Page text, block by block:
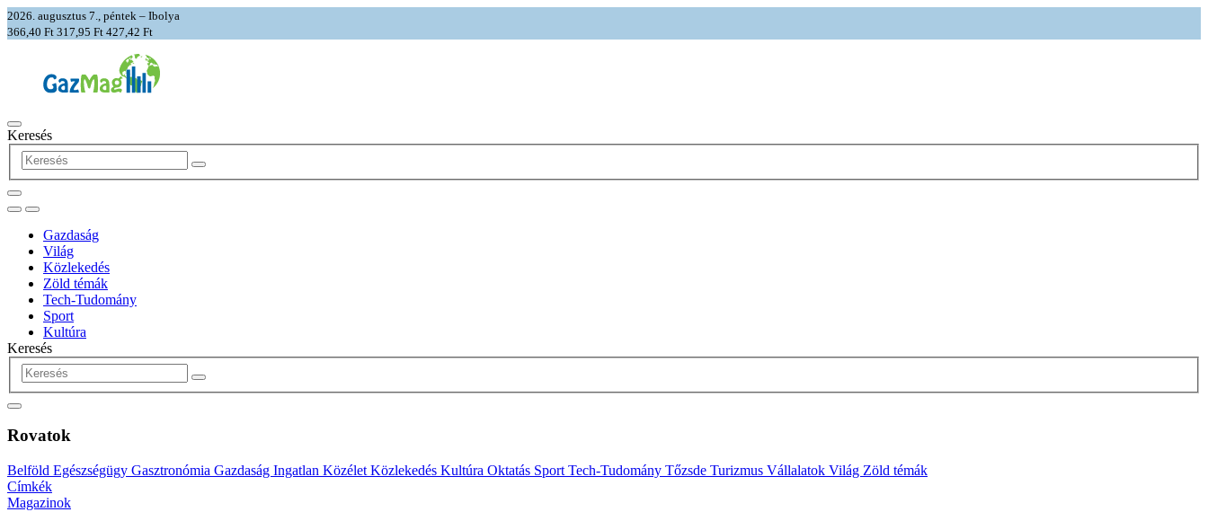
2026. augusztus 7., péntek – Ibolya
366,40 Ft 317,95 Ft 427,42 Ft
Keresés
Gazdaság
Világ
Közlekedés
Zöld témák
Tech-Tudomány
Sport
Kultúra
Keresés
Rovatok
Belföld Egészségügy Gasztronómia Gazdaság Ingatlan Közélet Közlekedés Kultúra Oktatás Sport Tech-Tudomány Tőzsde Turizmus Vállalatok Világ Zöld témák
Címkék
Magazinok